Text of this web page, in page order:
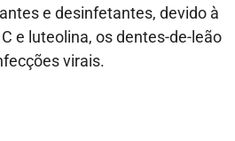
e desinfetantes, devido à
e luteolina, os dentes-de-leão
virais.